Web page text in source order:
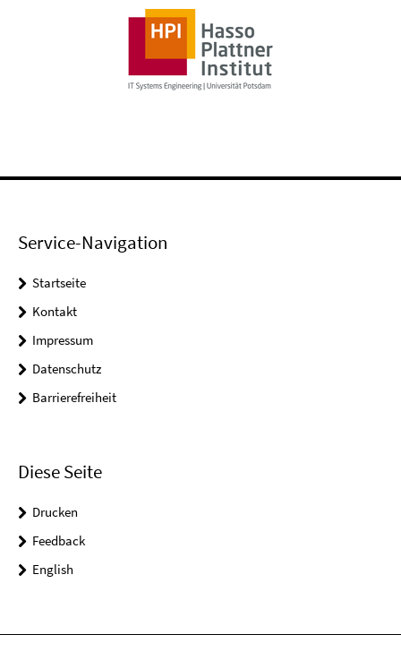
Service-Navigation
Startseite
Kontakt
Impressum
Datenschutz
Barrierefreiheit
Diese Seite
Drucken
Feedback
English